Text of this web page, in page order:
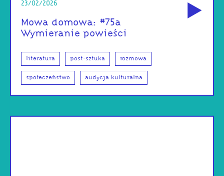
23/02/2026
Mowa domowa: #75a
Wymieranie powieści
literatura post-sztuka rozmowa
społeczeństwo audycja kulturalna